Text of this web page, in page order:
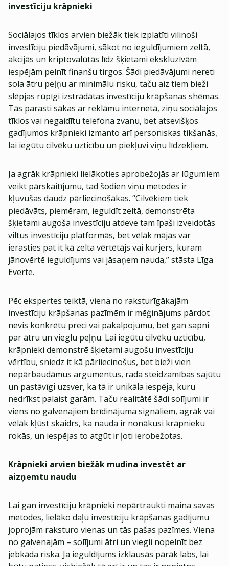
investīciju krāpnieki
Sociālajos tīklos arvien biežāk tiek izplatīti vilinoši
investīciju piedāvājumi, sākot no ieguldījumiem zeltā,
akcijās un kriptovalūtās līdz šķietami ekskluzīvām
iespējām pelnīt finanšu tirgos. Šādi piedāvājumi nereti
sola ātru peļņu ar minimālu risku, taču aiz tiem bieži
slēpjas rūpīgi izstrādātas investīciju krāpšanas shēmas.
Tās parasti sākas ar reklāmu internetā, ziņu sociālajos
tīklos vai negaidītu telefona zvanu, bet atsevišķos
gadījumos krāpnieki izmanto arī personiskas tikšanās,
lai iegūtu cilvēku uzticību un piekļuvi viņu līdzekļiem.
Ja agrāk krāpnieki lielākoties aprobežojās ar lūgumiem
veikt pārskaitījumu, tad šodien viņu metodes ir
kļuvušas daudz pārliecinošākas. “Cilvēkiem tiek
piedāvāts, piemēram, ieguldīt zeltā, demonstrēta
šķietami augoša investīciju atdeve tam īpaši izveidotās
viltus investīciju platformās, bet vēlāk mājās var
ierasties pat it kā zelta vērtētājs vai kurjers, kuram
jānovērtē ieguldījums vai jāsaņem nauda,” stāsta Līga
Everte.
Pēc ekspertes teiktā, viena no raksturīgākajām
investīciju krāpšanas pazīmēm ir mēģinājums pārdot
nevis konkrētu preci vai pakalpojumu, bet gan sapni
par ātru un vieglu peļņu. Lai iegūtu cilvēku uzticību,
krāpnieki demonstrē šķietami augošu investīciju
vērtību, sniedz it kā pārliecinošus, bet bieži vien
nepārbaudāmus argumentus, rada steidzamības sajūtu
un pastāvīgi uzsver, ka tā ir unikāla iespēja, kuru
nedrīkst palaist garām. Taču realitātē šādi solījumi ir
viens no galvenajiem brīdinājuma signāliem, agrāk vai
vēlāk kļūst skaidrs, ka nauda ir nonākusi krāpnieku
rokās, un iespējas to atgūt ir ļoti ierobežotas.
Krāpnieki arvien biežāk mudina investēt ar
aizņemtu naudu
Lai gan investīciju krāpnieki nepārtraukti maina savas
metodes, lielāko daļu investīciju krāpšanas gadījumu
joprojām raksturo vienas un tās pašas pazīmes. Viena
no galvenajām – solījumi ātri un viegli nopelnīt bez
jebkāda riska. Ja ieguldījums izklausās pārāk labs, lai